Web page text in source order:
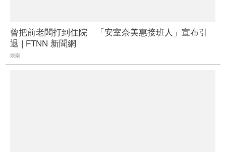
曾把前老闆打到住院 「安室奈美惠接班人」宣布引
退 | FTNN 新聞網
娛樂